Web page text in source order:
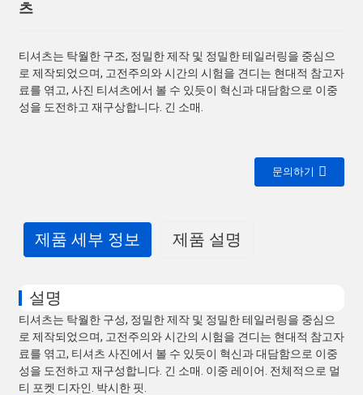
츠
티셔츠는 탁월한 구조, 정밀한 제작 및 정밀한 테일러링을 중심으
로 제작되었으며, 고전주의와 시간의 시험을 견디는 현대적 참고자
료를 엮고, 사진 티셔츠에서 볼 수 있듯이 혁신과 대담함으로 이중
성을 도전하고 재구상합니다. 긴 소매.
문의하기
제품 세부 정보 제품 설명
설명
티셔츠는 탁월한 구성, 정밀한 제작 및 정밀한 테일러링을 중심으
로 제작되었으며, 고전주의와 시간의 시험을 견디는 현대적 참고자
료를 엮고, 티셔츠 사진에서 볼 수 있듯이 혁신과 대담함으로 이중
성을 도전하고 재구성합니다. 긴 소매. 이중 레이어. 전체적으로 멀
티 포켓 디자인. 박시한 핏.